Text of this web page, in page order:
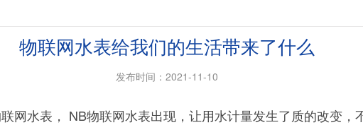
物联网水表给我们的生活带来了什么
发布时间：2021-11-10
表， NB物联网水表出现，让用水计量发生了质的改变，